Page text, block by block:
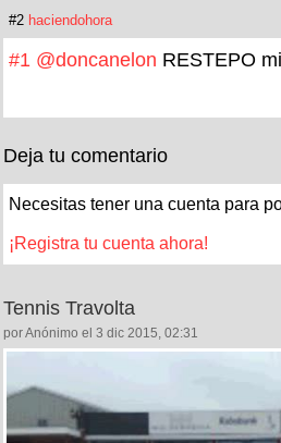
#2 haciendohora
#1 @doncanelon RESTEPO
Deja tu comentario
Necesitas tener una cuenta para
¡Registra tu cuenta ahora!
Tennis Travolta
por Anónimo el 3 dic 2015, 02:31